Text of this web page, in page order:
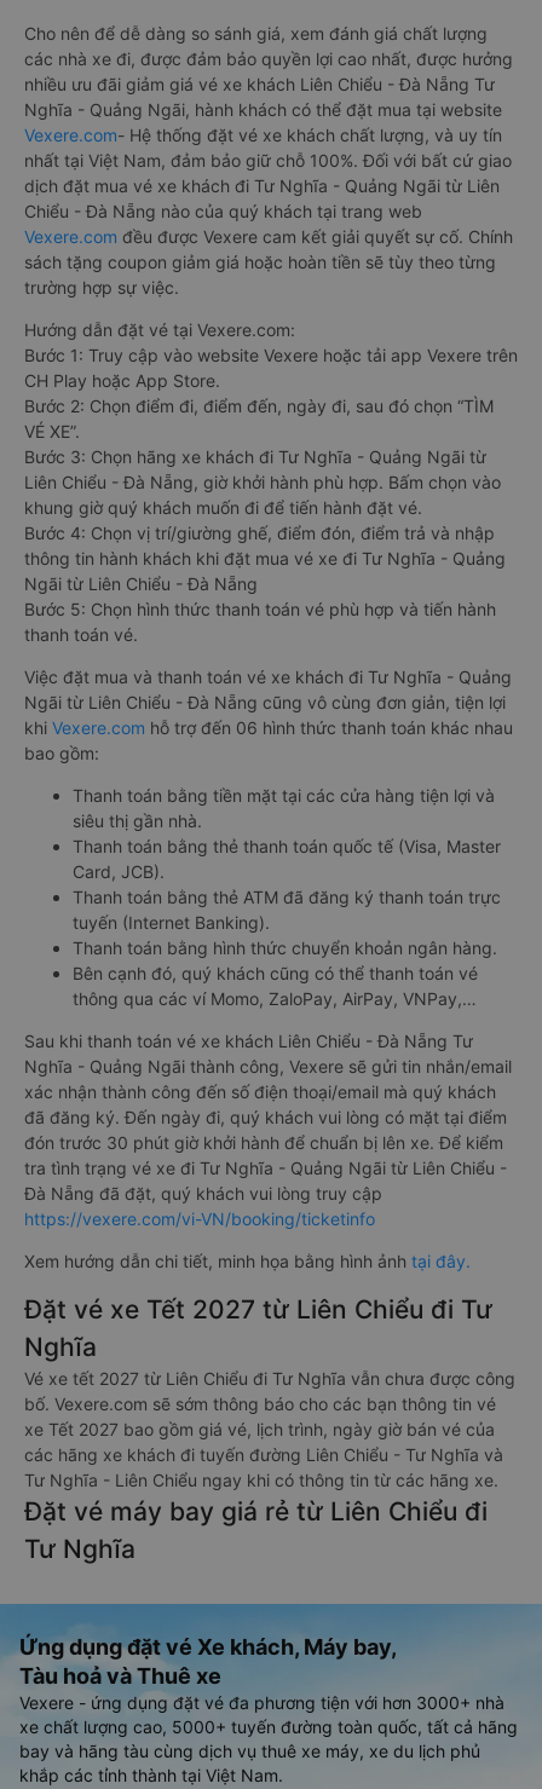
Cho nên để dễ dàng so sánh giá, xem đánh giá chất lượng
các nhà xe đi, được đảm bảo quyền lợi cao nhất, được hưởng
nhiều ưu đãi giảm giá vé xe khách Liên Chiểu - Đà Nẵng Tư
Nghĩa - Quảng Ngãi, hành khách có thể đặt mua tại website
Vexere.com- Hệ thống đặt vé xe khách chất lượng, và uy tín
nhất tại Việt Nam, đảm bảo giữ chỗ 100%. Đối với bất cứ giao
dịch đặt mua vé xe khách đi Tư Nghĩa - Quảng Ngãi từ Liên
Chiểu - Đà Nẵng nào của quý khách tại trang web
Vexere.com đều được Vexere cam kết giải quyết sự cố. Chính
sách tặng coupon giảm giá hoặc hoàn tiền sẽ tùy theo từng
trường hợp sự việc.
Hướng dẫn đặt vé tại Vexere.com:
Bước 1: Truy cập vào website Vexere hoặc tải app Vexere trên
CH Play hoặc App Store.
Bước 2: Chọn điểm đi, điểm đến, ngày đi, sau đó chọn “TÌM
VÉ XE”.
Bước 3: Chọn hãng xe khách đi Tư Nghĩa - Quảng Ngãi từ
Liên Chiểu - Đà Nẵng, giờ khởi hành phù hợp. Bấm chọn vào
khung giờ quý khách muốn đi để tiến hành đặt vé.
Bước 4: Chọn vị trí/giường ghế, điểm đón, điểm trả và nhập
thông tin hành khách khi đặt mua vé xe đi Tư Nghĩa - Quảng
Ngãi từ Liên Chiểu - Đà Nẵng
Bước 5: Chọn hình thức thanh toán vé phù hợp và tiến hành
thanh toán vé.
Việc đặt mua và thanh toán vé xe khách đi Tư Nghĩa - Quảng
Ngãi từ Liên Chiểu - Đà Nẵng cũng vô cùng đơn giản, tiện lợi
khi Vexere.com hỗ trợ đến 06 hình thức thanh toán khác nhau
bao gồm:
Thanh toán bằng tiền mặt tại các cửa hàng tiện lợi và
siêu thị gần nhà.
Thanh toán bằng thẻ thanh toán quốc tế (Visa, Master
Card, JCB).
Thanh toán bằng thẻ ATM đã đăng ký thanh toán trực
tuyến (Internet Banking).
Thanh toán bằng hình thức chuyển khoản ngân hàng.
Bên cạnh đó, quý khách cũng có thể thanh toán vé
thông qua các ví Momo, ZaloPay, AirPay, VNPay,…
Sau khi thanh toán vé xe khách Liên Chiểu - Đà Nẵng Tư
Nghĩa - Quảng Ngãi thành công, Vexere sẽ gửi tin nhắn/email
xác nhận thành công đến số điện thoại/email mà quý khách
đã đăng ký. Đến ngày đi, quý khách vui lòng có mặt tại điểm
đón trước 30 phút giờ khởi hành để chuẩn bị lên xe. Để kiểm
tra tình trạng vé xe đi Tư Nghĩa - Quảng Ngãi từ Liên Chiểu -
Đà Nẵng đã đặt, quý khách vui lòng truy cập
https://vexere.com/vi-VN/booking/ticketinfo
Xem hướng dẫn chi tiết, minh họa bằng hình ảnh tại đây.
Đặt vé xe Tết 2027 từ Liên Chiểu đi Tư
Nghĩa
Vé xe tết 2027 từ Liên Chiểu đi Tư Nghĩa vẫn chưa được công
bố. Vexere.com sẽ sớm thông báo cho các bạn thông tin vé
xe Tết 2027 bao gồm giá vé, lịch trình, ngày giờ bán vé của
các hãng xe khách đi tuyến đường Liên Chiểu - Tư Nghĩa và
Tư Nghĩa - Liên Chiểu ngay khi có thông tin từ các hãng xe.
Đặt vé máy bay giá rẻ từ Liên Chiểu đi
Tư Nghĩa
Ứng dụng đặt vé Xe khách, Máy bay,
Tàu hoả và Thuê xe
Vexere - ứng dụng đặt vé đa phương tiện với hơn 3000+ nhà
xe chất lượng cao, 5000+ tuyến đường toàn quốc, tất cả hãng
bay và hãng tàu cùng dịch vụ thuê xe máy, xe du lịch phủ
khắp các tỉnh thành tại Việt Nam.